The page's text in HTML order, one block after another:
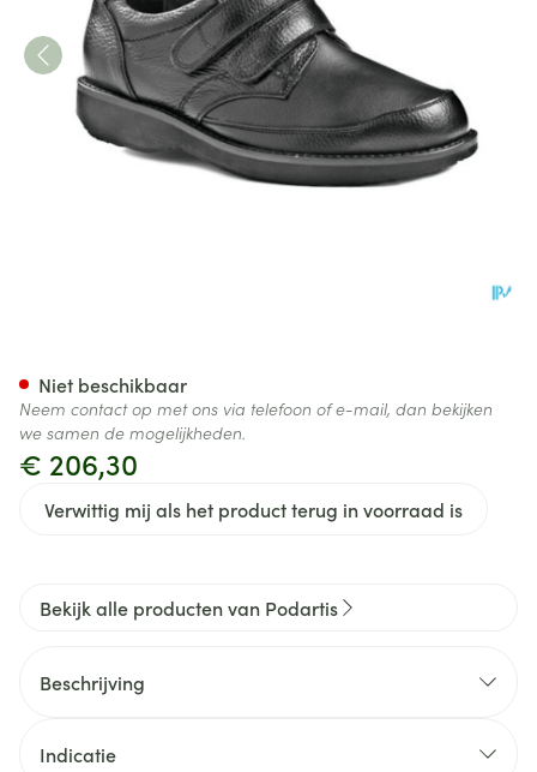
€ 206,30
Verwittig mij als het product terug in voorraad is
Niet beschikbaar
Neem contact op met ons via telefoon of e-mail, dan bekijken
we samen de mogelijkheden.
Bekijk alle producten van Podartis
Beschrijving
Indicatie